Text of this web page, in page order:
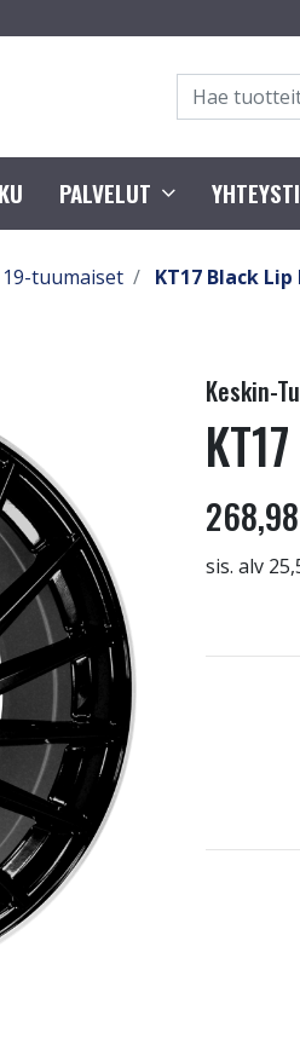
PALVELUT
19-tuumaiset KT17 Black Lip
Keskin-
sis. alv